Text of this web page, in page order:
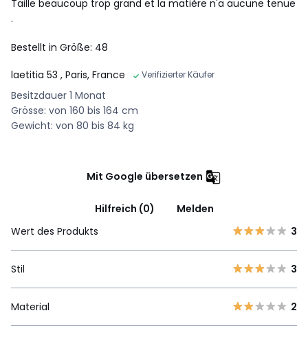
Taille beaucoup trop grand et la matière n'a aucune tenue
.
Bestellt in Größe: 48
laetitia 53 , Paris, France Verifizierter Käufer
Besitzdauer 1 Monat
Grösse: von 160 bis 164 cm
Gewicht: von 80 bis 84 kg
Mit Google übersetzen
Hilfreich (0)
Melden
Wert des Produkts
3
Stil 3
Material 2